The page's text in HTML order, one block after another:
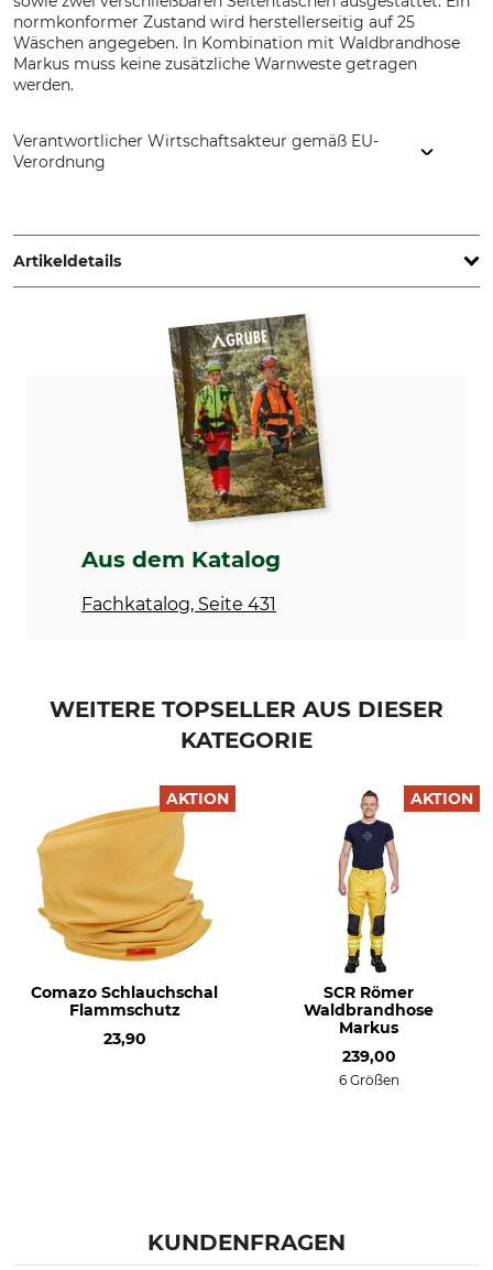
normkonformer Zustand wird herstellerseitig auf 25
Wäschen angegeben. In Kombination mit Waldbrandhose
Markus muss keine zusätzliche Warnweste getragen
werden.
Verantwortlicher Wirtschaftsakteur gemäß EU-
Verordnung
Germany, www.scr-roemer.de
Artikeldetails
EN ISO 11612 A1/A2/B1/C1
Marke
SCR Römer
Modellbezeichnung
Markus
33% Aramid
23% Lyocell
Damen
Herstellung
Made in Germany
Farbe
gelb
Aus dem Katalog
Fachkatalog, Seite 431
WEITERE TOPSELLER AUS DIESER
KATEGORIE
AKTION
Comazo Schlauchschal
Flammschutz
23,90
AKTION
SCR Römer
Waldbrandhose
Markus
239,00
6 Größen
KUNDENFRAGEN